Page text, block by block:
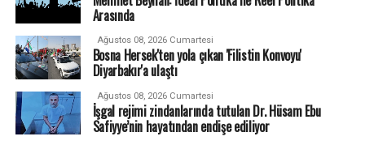
Arasında
Ağustos 08, 2026 Cumartesi
Bosna Hersek'ten yola çıkan 'Filistin Konvoyu'
Diyarbakır'a ulaştı
Ağustos 08, 2026 Cumartesi
İşgal rejimi zindanlarında tutulan Dr. Hüsam Ebu
Safiyye’nin hayatından endişe ediliyor